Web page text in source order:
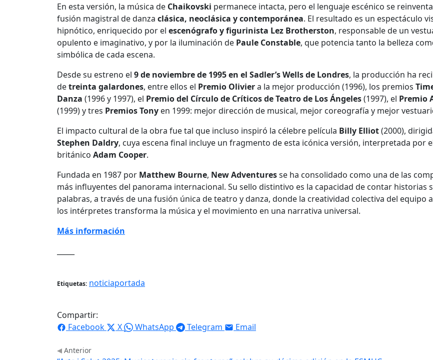
En esta versión, la música de Chaikovski permanece intacta, pero el lenguaje escénico se
fusión magistral de danza clásica, neoclásica y contemporánea. El resultado es un espectáculo
hipnótico, enriquecido por el escenógrafo y figurinista Lez Brotherston, responsable de un
opulento e imaginativo, y por la iluminación de Paule Constable, que potencia tanto la belleza
simbólica de cada escena.
Desde su estreno el 9 de noviembre de 1995 en el Sadler’s Wells de Londres, la producción ha
detreinta galardones, entre ellos el Premio Oliviera la mejor producción (1996), los premios
Danza (1996 y 1997), el Premio del Círculo de Críticos de Teatro de Los Ángeles(1997), el Premio
(1999) y tres Premios Tony en 1999: mejor dirección de musical, mejor coreografía y mejor
El impacto cultural de la obra fue tal que incluso inspiró la célebre película Billy Elliot(2000),
Stephen Daldry, cuya escena final incluye un fragmento de esta icónica versión, interpretada por
británico Adam Cooper.
Fundada en 1987 por Matthew Bourne, New Adventuresse ha consolidado como una de las
más influyentes del panorama internacional. Su sello distintivo es la capacidad de contar historias
palabras, a través de una fusión única de teatro y danza, donde la creatividad colectiva del equipo
los intérpretes transforma la música y el movimiento en una narrativa universal.
Más información
Etiquetas: noticiaportada
Compartir:
Facebook
X WhatsApp Telegram Email
Anterior